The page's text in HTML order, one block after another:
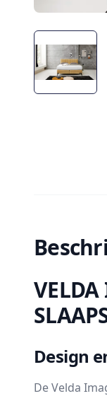
VELDA
Design
De Velda